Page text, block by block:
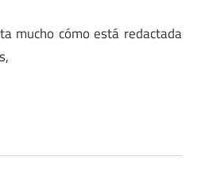
mucho cómo está redactada